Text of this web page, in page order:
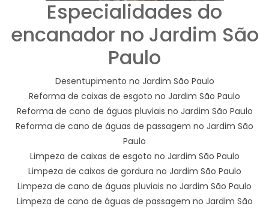
Especialidades do
encanador no Jardim São
Paulo
Desentupimento no Jardim São Paulo
Reforma de caixas de esgoto no Jardim São Paulo
Reforma de cano de águas pluviais no Jardim São Paulo
Reforma de cano de águas de passagem no Jardim São
Paulo
Limpeza de caixas de esgoto no Jardim São Paulo
Limpeza de caixas de gordura no Jardim São Paulo
Limpeza de cano de águas pluviais no Jardim São Paulo
Limpeza de cano de águas de passagem no Jardim São